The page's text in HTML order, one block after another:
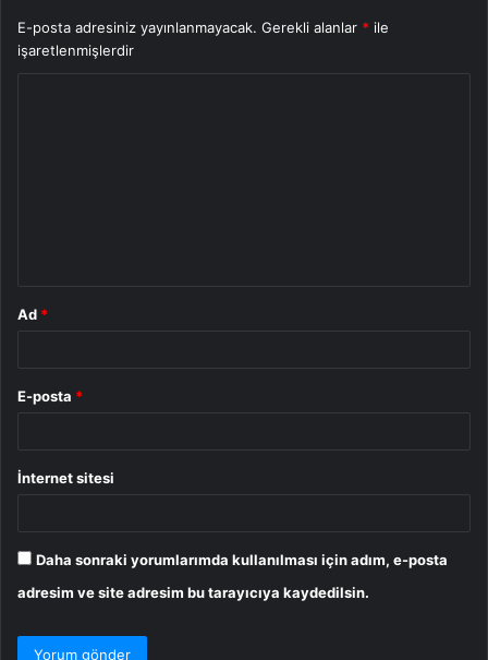
E-posta adresiniz yayınlanmayacak. Gerekli alanlar * ile
işaretlenmişlerdir
Ad *
E-posta *
İnternet sitesi
Daha sonraki yorumlarımda kullanılması için adım, e-posta
adresim ve site adresim bu tarayıcıya kaydedilsin.